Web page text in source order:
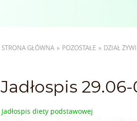
STRONA GŁÓWNA » POZOSTAŁE » DZIAŁ
Jadłospis
Jadłospis diety podstawowej